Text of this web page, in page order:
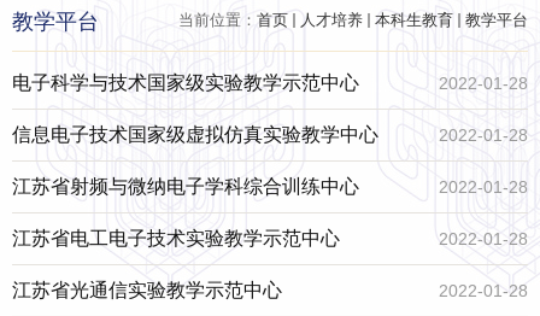
当前位置： 首页 人才培养 本科生教育 教学平台
教学平台
电子科学与技术国家级实验教学示范中心 2022-01-28
信息电子技术国家级虚拟仿真实验教学中心 2022-01-28
江苏省射频与微纳电子学科综合训练中心 2022-01-28
江苏省电工电子技术实验教学示范中心 2022-01-28
江苏省光通信实验教学示范中心 2022-01-28